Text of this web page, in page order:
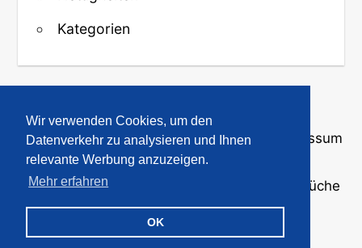
Wir verwenden Cookies, um den
Datenverkehr zu analysieren und Ihnen
relevante Werbung anzuzeigen.
Mehr erfahren
OK
Kategorien
↑ Zurück zum Anfang
Über uns·Kontakt·Datenschutz Impressum
© 2008-2026
· Bilder und Sprüche
für WhatsApp und Profile